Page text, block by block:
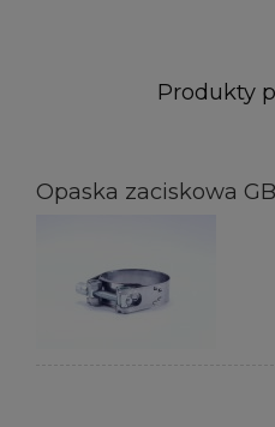
Produkty
Opaska zaciskowa